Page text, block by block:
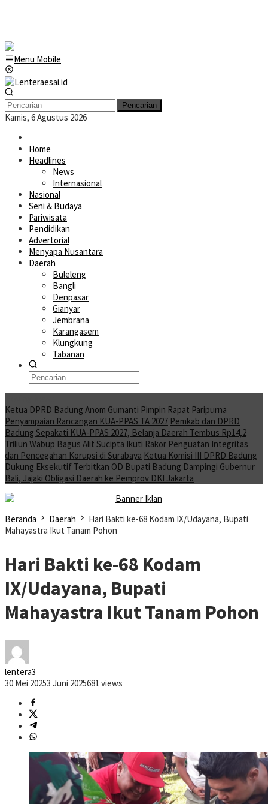
Menu Mobile
Pencarian
Kamis, 6 Agustus 2026
Home
Headlines
News
Internasional
Nasional
Seni & Budaya
Pariwisata
Pendidikan
Advertorial
Menyapa Nusantara
Daerah
Buleleng
Bangli
Denpasar
Gianyar
Jembrana
Karangasem
Klungkung
Tabanan
Ketua DPRD Badung Anom Gumanti Pimpin Rapat Paripurna
Penyampaian Rancangan KUA-PPAS TA 2027 Pemkab dan DPRD
Badung Sepakati KUA-PPAS 2027, Belanja Daerah Tembus Rp14,2
Triliun Wabup Bagus Alit Sucipta Ikuti Rakor Penguatan Integritas
dan Pencegahan Korupsi di Surabaya Ketua Komisi III DPRD Badung
Dukung Eksekutif Terbitkan OD Bupati Badung Dampingi Gubernur
Bali, Jajaki Obligasi Daerah ke Pemprov DKI Jakarta
Beranda Daerah
Hari Bakti ke-68 Kodam IX/Udayana, Bupati
Mahayastra Ikut Tanam Pohon
Hari Bakti ke-68 Kodam
IX/Udayana, Bupati
Mahayastra Ikut Tanam Pohon
lentera3
30 Mei 20253 Juni 2025681 views